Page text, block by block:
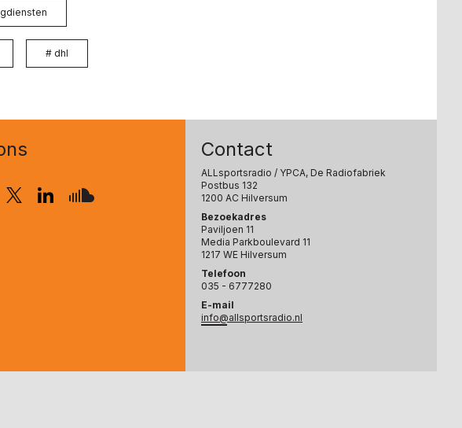
# dhl
Contact
ALLsportsradio / YPCA, De Radiofabriek
Postbus 132
1200 AC Hilversum
Bezoekadres
Paviljoen 11
Media Parkboulevard 11
1217 WE Hilversum
Telefoon
035 - 6777280
E-mail
info@allsportsradio.nl